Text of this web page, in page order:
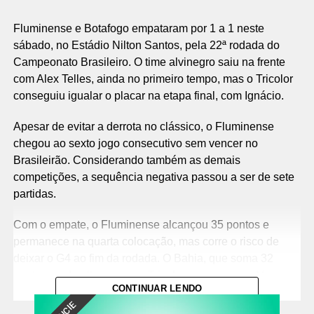
Fluminense e Botafogo empataram por 1 a 1 neste
sábado, no Estádio Nilton Santos, pela 22ª rodada do
Campeonato Brasileiro. O time alvinegro saiu na frente
com Alex Telles, ainda no primeiro tempo, mas o Tricolor
conseguiu igualar o placar na etapa final, com Ignácio.
Apesar de evitar a derrota no clássico, o Fluminense
chegou ao sexto jogo consecutivo sem vencer no
Brasileirão. Considerando também as demais
competições, a sequência negativa passou a ser de sete
partidas.
Com o empate, o Fluminense alcançou 35 pontos e
permanece na quarta colocação, mas corre o risco de
pontos, pode ultrapassar o Tricolor caso vença o Vasco
por pelo menos dois gols de diferença.
CONTINUAR LENDO